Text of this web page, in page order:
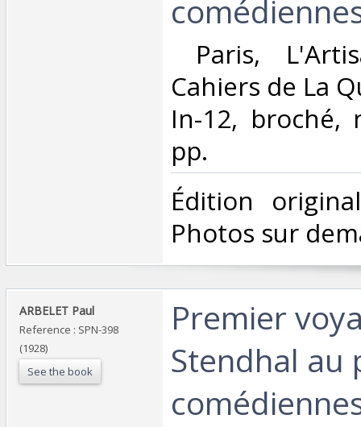
Paris,
Cahiers de La
In-12, broché,
pp. ‎
‎Édition
Photos sur
‎ARBELET Paul‎
Reference : SPN-398
(1928)
See the book
‎Premier
Stendhal au